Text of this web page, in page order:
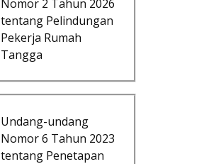
Nomor 2 Tahun 2026
tentang Pelindungan
Pekerja Rumah
Tangga
Undang-undang
Nomor 6 Tahun 2023
tentang Penetapan